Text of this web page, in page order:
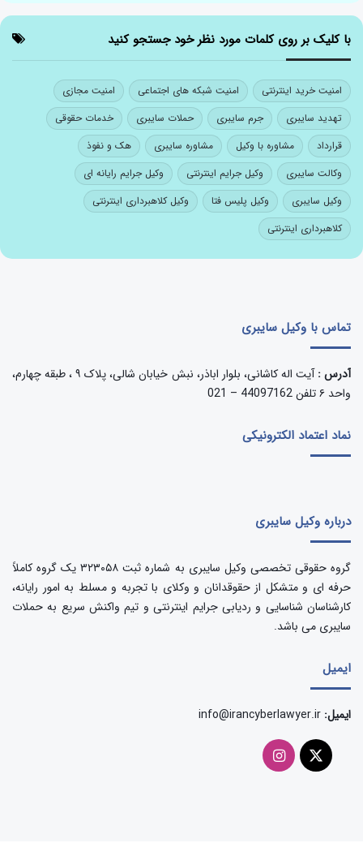
با کلیک بر روی کلمات مورد نظر خود جستجو کنید
امنیت خرید اینترنتی امنیت شبکه های اجتماعی
امنیت مجازی
تهدید سایبری
جرم سایبری حملات سایبری
خدمات حقوقی
قرارداد
مشاوره با وکیل مشاوره سایبری
هک و نفوذ
وکالت سایبری
وکیل جرایم اینترنتی
وکیل جرایم رایانه ای
وکیل سایبری
وکیل پلیس فتا
وکیل کلاهبرداری اینترنتی
کلاهبرداری اینترنتی
تماس با وکیل سایبری
آدرس :
آیت اله کاشانی، بلوار اباذر، نبش خیابان شالی، پلاک ۹ ، طبقه چهارم،
واحد ۶ تلفن 44097162 – 021
نماد اعتماد الکترونیکی
درباره وکیل سایبری
گروه حقوقی تخصصی وکیل سایبری به شماره ثبت ۳۲۳۰۵۸ یک گروه کاملاً
حرفه ای و متشکل از حقوقدانان و وکلای با تجربه و مسلط به امور رایانه،
کارشناسان شناسایی و ردیابی جرایم اینترنتی و تیم واکنش سریع به حملات
سایبری می باشد.
ایمیل
ایمیل: info@irancyberlawyer.ir